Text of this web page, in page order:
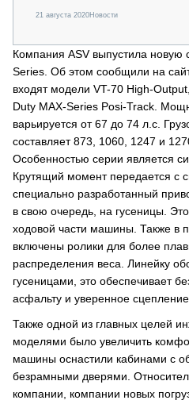
21 августа 2020Новости
Компания ASV выпустила новую
Series. Об этом сообщили на
входят модели VT-70 High-
Duty MAX-Series Posi-Track.
варьируется от 67 до 74 л.с.
составляет 873, 1060, 1247 и
Особенностью серии является
Крутящий момент передается с
специально разработанный
в свою очередь, на гусеницы.
ходовой части машины. Также в
включены ролики для более
распределения веса. Линейку
гусеницами, это обеспечивает
асфальту и уверенное сцепление
Также одной из главных целей
моделями было увеличить
машины оснастили кабинами с
безрамными дверями.
компании, компании новых